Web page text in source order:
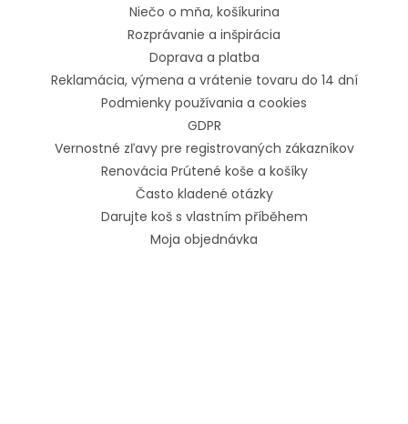
Niečo o mňa, košíkurina
Rozprávanie a inšpirácia
Doprava a platba
Reklamácia, výmena a vrátenie tovaru do 14 dní
Podmienky používania a cookies
GDPR
Vernostné zľavy pre registrovaných zákazníkov
Renovácia Prútené koše a košíky
Často kladené otázky
Darujte koš s vlastním příběhem
Moja objednávka